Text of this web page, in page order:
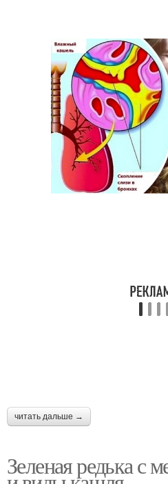
читать дальше →
Зеленая редька с